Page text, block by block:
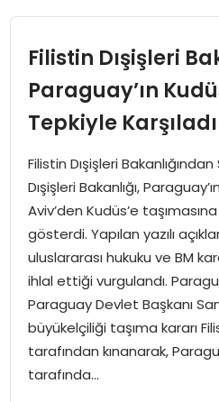
EKONOMI
SPOR
TEKNOLOJI
EĞITIM
GENEL
Filistin Dışişleri
Paraguay’ın
Tepkiyle Karşıladı
Filistin Dışişleri
Dışişleri Bakanlığı,
Aviv’den Kudüs’e
gösterdi. Yapılan yazılı
uluslararası hukuku ve BM
ihlal ettiği vurgulandı.
Paraguay Devlet Başkanı
büyükelçiliği taşıma kararı
tarafından kınanarak,
tarafında…